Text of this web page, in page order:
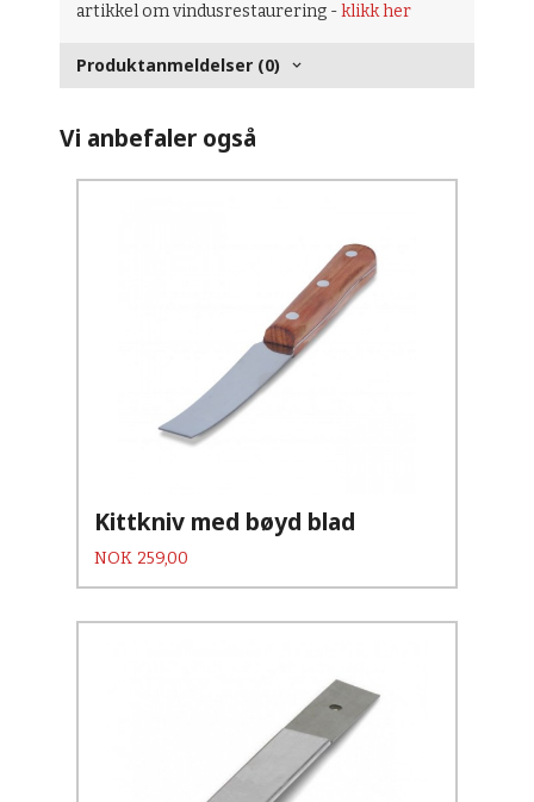
artikkel om vindusrestaurering -klikk her
Produktanmeldelser (0)
Vi anbefaler også
Kittkniv med bøyd blad
Pris
NOK 259,00